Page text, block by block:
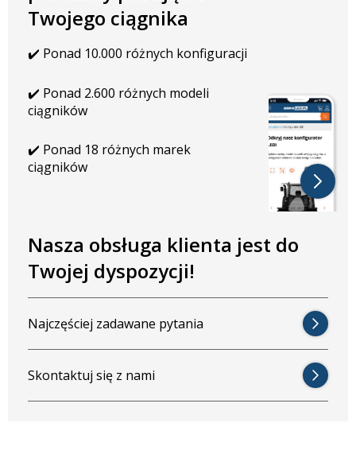
Dzięki temu montaż jest bardziej uniwersalny i możliwy w
szerokiej gamie ciągników, maszyn rolniczych oraz pojazdów
użytkowych.
Obudowa: aluminium lakierowane proszkowo
Uchwyt: obrotowy
Mocowanie: środkowe lub boczne
WYMIARY W MM
Długość: 164,7 mm
Szerokość uchwytu: 40 mm
Reflektor CRAWER LED 50W 60 stopni został wykonany z
Twojego ciągnika
✔️ Ponad 10.000 różnych konfiguracji
✔️ Ponad 2.600 różnych modeli
ciągników
✔️ Ponad 18 różnych marek
ciągników
Nasza obsługa klienta jest do
Twojej dyspozycji!
Najczęściej zadawane pytania
Skontaktuj się z nami